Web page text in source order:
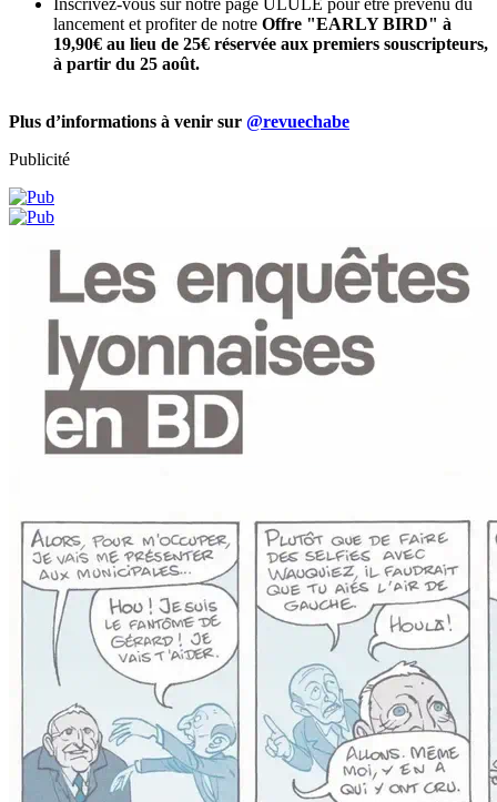
Inscrivez-vous sur notre page ULULE pour être prévenu du
lancement et profiter de notre Offre "EARLY BIRD" à
19,90€ au lieu de 25€ réservée aux premiers souscripteurs,
à partir du 25 août.
Plus d’informations à venir sur @revuechabe
Publicité